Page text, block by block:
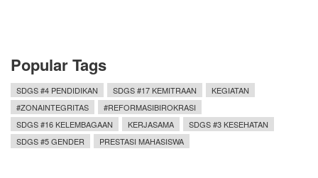
Popular Tags
SDGS #4 PENDIDIKAN SDGS #17 KEMITRAAN
KEGIATAN
#ZONAINTEGRITAS
#REFORMASIBIROKRASI
SDGS #16 KELEMBAGAAN
KERJASAMA
SDGS #3 KESEHATAN
SDGS #5 GENDER
PRESTASI MAHASISWA